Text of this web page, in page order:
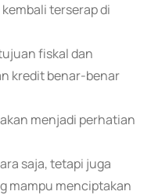
terserap di
fiskal dan
kredit benar-benar
menjadi perhatian
saja, tetapi juga
mampu menciptakan